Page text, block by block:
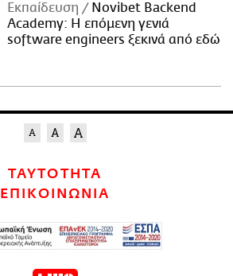
Εκπαίδευση
Novibet Backend
Academy: Η επόμενη γενιά
software engineers ξεκινά από εδώ
ΤΑΥΤΟΤΗΤΑ
ΕΠΙΚΟΙΝΩΝΙΑ